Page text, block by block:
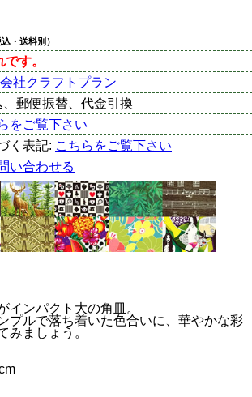
込・送料別）
す。
社クラフトプラン
郵便振替、代金引換
をご覧下さい
く表記: こちらをご覧下さい
い合わせる
インパクト大の角皿。
プルで落ち着いた色合いに、華やかな彩
みましょう。